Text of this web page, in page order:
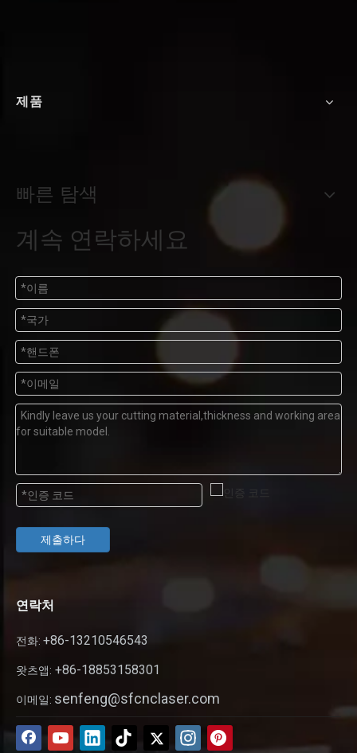
제품
빠른 탐색
계속 연락하세요
제출하다
연락처
전화: +86-13210546543
왓츠앱: +86-18853158301
이메일: senfeng@sfcnclaser.com